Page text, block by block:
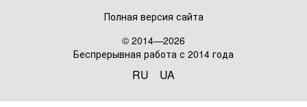
Полная версия сайта
© 2014—2026
Беспрерывная работа с 2014 года
RU UA